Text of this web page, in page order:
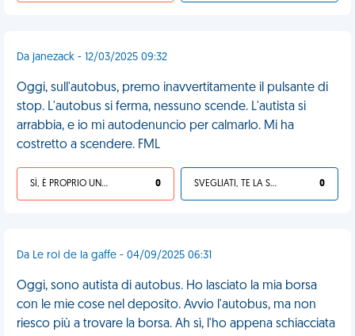
Da janezack - 12/03/2025 09:32
Oggi, sull'autobus, premo inavvertitamente il pulsante di
stop. L'autobus si ferma, nessuno scende. L'autista si
arrabbia, e io mi autodenuncio per calmarlo. Mi ha
costretto a scendere. FML
SÌ, È PROPRIO UNA VDM! 0 SVEGLIATI, TE LA SEI CERCATA! 0
Da Le roi de la gaffe - 04/09/2025 06:31
Oggi, sono autista di autobus. Ho lasciato la mia borsa
con le mie cose nel deposito. Avvio l'autobus, ma non
riesco più a trovare la borsa. Ah sì, l'ho appena schiacciata